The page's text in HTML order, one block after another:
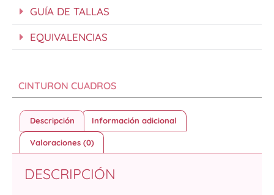
GUÍA DE TALLAS
EQUIVALENCIAS
CINTURON CUADROS
Descripción Información adicional
Valoraciones (0)
DESCRIPCIÓN